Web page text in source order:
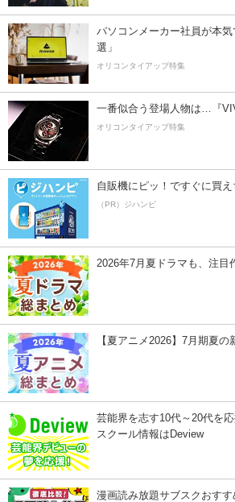
パソコンメーカー社員が本
選」
オリコンタイアップ特集
一番似合う登場人物は…『
オリコンタイアップ特集
自販機にピッ！ですぐに買え
（PR）ジハンピ
2026年7月夏ドラマも、注目
【夏アニメ2026】7月期夏の
芸能界を志す10代～20代を
スクール情報はDeview
漫画読み放題サブスクおすす